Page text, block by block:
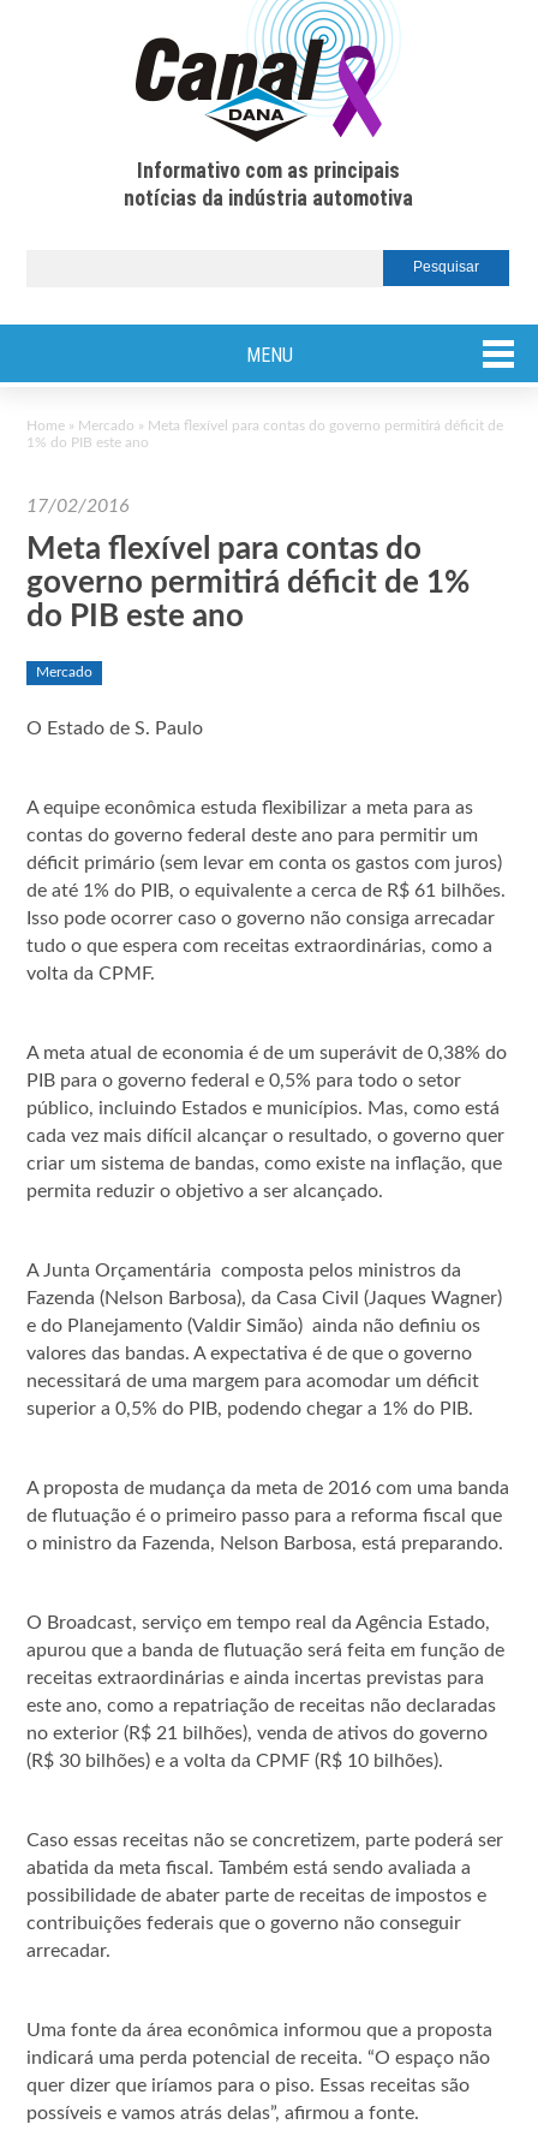
Informativo com as principais
notícias da indústria automotiva
MENU
Home » Mercado » Meta flexível para contas do governo permitirá déficit de
1% do PIB este ano
17/02/2016
Meta flexível para contas do
governo permitirá déficit de 1%
do PIB este ano
Mercado
O Estado de S. Paulo
A equipe econômica estuda flexibilizar a meta para as
contas do governo federal deste ano para permitir um
déficit primário (sem levar em conta os gastos com juros)
de até 1% do PIB, o equivalente a cerca de R$ 61 bilhões.
Isso pode ocorrer caso o governo não consiga arrecadar
tudo o que espera com receitas extraordinárias, como a
volta da CPMF.
A meta atual de economia é de um superávit de 0,38% do
PIB para o governo federal e 0,5% para todo o setor
público, incluindo Estados e municípios. Mas, como está
cada vez mais difícil alcançar o resultado, o governo quer
criar um sistema de bandas, como existe na inflação, que
permita reduzir o objetivo a ser alcançado.
A Junta Orçamentária ­ composta pelos ministros da
Fazenda (Nelson Barbosa), da Casa Civil (Jaques Wagner)
e do Planejamento (Valdir Simão) ­ ainda não definiu os
valores das bandas. A expectativa é de que o governo
necessitará de uma margem para acomodar um déficit
superior a 0,5% do PIB, podendo chegar a 1% do PIB.
A proposta de mudança da meta de 2016 com uma banda
de flutuação é o primeiro passo para a reforma fiscal que
o ministro da Fazenda, Nelson Barbosa, está preparando.
O Broadcast, serviço em tempo real da Agência Estado,
apurou que a banda de flutuação será feita em função de
receitas extraordinárias e ainda incertas previstas para
este ano, como a repatriação de receitas não declaradas
no exterior (R$ 21 bilhões), venda de ativos do governo
(R$ 30 bilhões) e a volta da CPMF (R$ 10 bilhões).
Caso essas receitas não se concretizem, parte poderá ser
abatida da meta fiscal. Também está sendo avaliada a
possibilidade de abater parte de receitas de impostos e
contribuições federais que o governo não conseguir
arrecadar.
Uma fonte da área econômica informou que a proposta
indicará uma perda potencial de receita. “O espaço não
quer dizer que iríamos para o piso. Essas receitas são
possíveis e vamos atrás delas”, afirmou a fonte.